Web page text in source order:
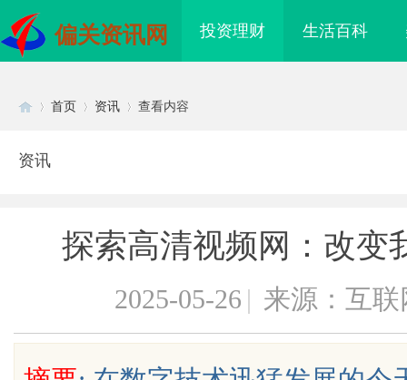
偏关资讯网 投资理财 生活百科
首页 资讯 查看内容
资讯
探索高清视频网：改变
2025-05-26 | 来源：互联